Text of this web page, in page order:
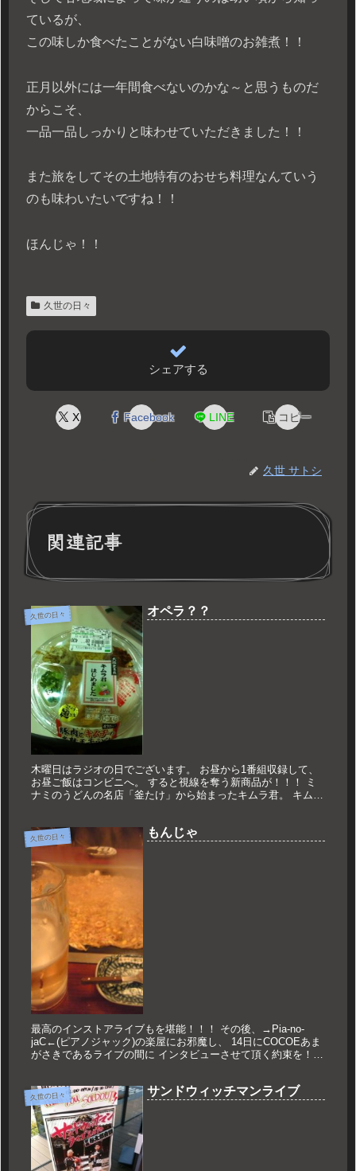
ているが、
この味しか食べたことがない白味噌のお雑煮！！
正月以外には一年間食べないのかな～と思うものだ
からこそ、
一品一品しっかりと味わせていただきました！！
また旅をしてその土地特有のおせち料理なんていう
のも味わいたいですね！！
ほんじゃ！！
久世の日々
シェアする
X Facebook LINE コピー
久世 サトシ
関連記事
久世の日々 オペラ？？
木曜日はラジオの日でございます。 お昼から1番組収録して、
お昼ご飯はコンビニへ。 すると視線を奪う新商品が！！！ ミ
ナミのうどんの名店「釜たけ」から始まったキムラ君。 キムチ
久世の日々 もんじゃ
最高のインストアライブもを堪能！！！ その後、→Pia-no-
jaC←(ピアノジャック)の楽屋にお邪魔し、 14日にCOCOEあま
がさきであるライブの間に インタビューさせて頂く約束を！！
久世の日々 サンドウィッチマンライブ